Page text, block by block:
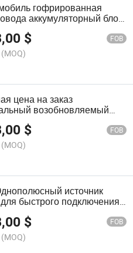
гофрированная
аккумуляторный блок
напряжение устойчивый
новый
транспортное
накопление энергии
ток солнечная панель
$ FOB
(MOQ)
цена на заказ
возобновляемый
энергии электрический
зарядки автомобилей и
провод для
трактора
$ FOB
(MOQ)
источник
быстрого подключения
жгута
$ FOB
(MOQ)